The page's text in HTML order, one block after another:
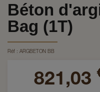
Béton
Bag (1T)
Réf : ARGBETON BB
821,03